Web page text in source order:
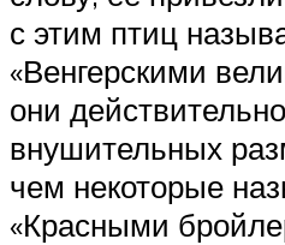
с этим птиц
«Венгерскими
они
внушительных
чем некоторые
«Красными